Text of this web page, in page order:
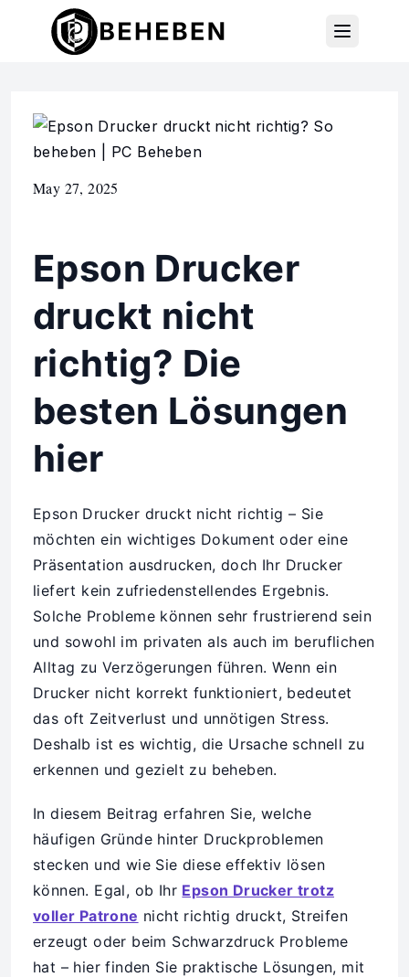
May 27, 2025
Epson Drucker
druckt nicht
richtig? Die
besten Lösungen
hier
Epson Drucker druckt nicht richtig – Sie
möchten ein wichtiges Dokument oder eine
Präsentation ausdrucken, doch Ihr Drucker
liefert kein zufriedenstellendes Ergebnis.
Solche Probleme können sehr frustrierend sein
und sowohl im privaten als auch im beruflichen
Alltag zu Verzögerungen führen. Wenn ein
Drucker nicht korrekt funktioniert, bedeutet
das oft Zeitverlust und unnötigen Stress.
Deshalb ist es wichtig, die Ursache schnell zu
erkennen und gezielt zu beheben.
In diesem Beitrag erfahren Sie, welche
häufigen Gründe hinter Druckproblemen
stecken und wie Sie diese effektiv lösen
können. Egal, ob Ihr Epson Drucker trotz
voller Patrone nicht richtig druckt, Streifen
erzeugt oder beim Schwarzdruck Probleme
hat – hier finden Sie praktische Lösungen, mit